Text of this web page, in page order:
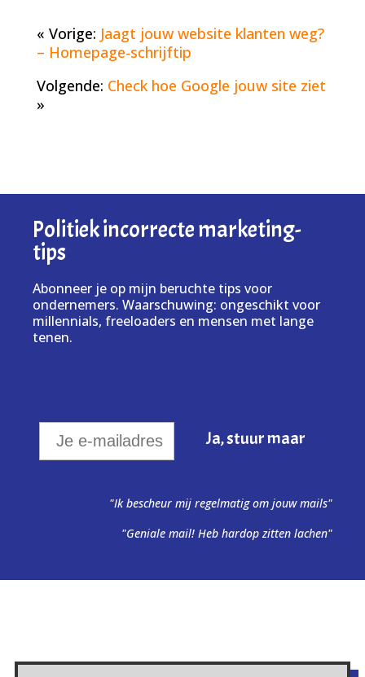
« Vorige: Jaagt jouw website klanten weg?
– Homepage-schrijftip
Volgende: Check hoe Google jouw site ziet
»
Politiek incorrecte marketing-
tips
Abonneer je op mijn beruchte tips voor
ondernemers. Waarschuwing: ongeschikt voor
millennials, freeloaders en mensen met lange
tenen.
"Ik bescheur mij regelmatig om jouw mails"
"Geniale mail! Heb hardop zitten lachen"